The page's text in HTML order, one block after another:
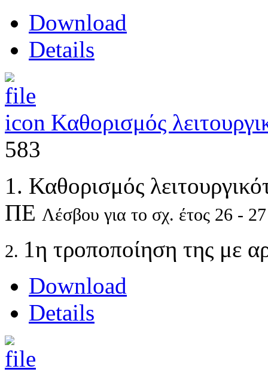
Download
Details
Καθορισμός
583
1. Καθορισμός
ΠΕ Λέσβου για το σχ. έτος 26 - 27
2. 1η τροποποίηση της με
Download
Details